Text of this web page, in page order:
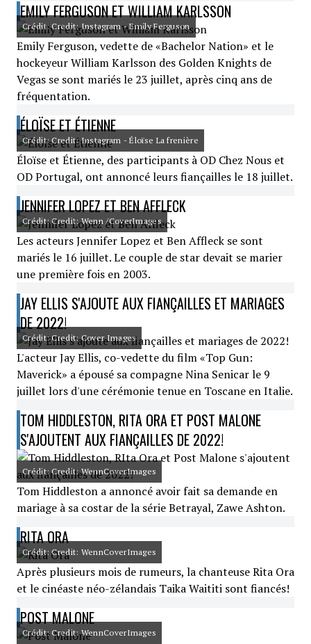
EMILY FERGUSON ET WILLIAM KARLSSON
Crédit: Credit: Instagram - Emily Ferguson
Emily Ferguson, vedette de «Bachelor Nation» et le
hockeyeur William Karlsson des Golden Knights de
Vegas se sont mariés le 23 juillet, après cinq ans de
fréquentation.
ÉLOÏSE ET ÉTIENNE
Crédit: Credit: Instagram - Éloïse La frenière
Éloïse et Étienne, des participants à OD Chez Nous et
OD Portugal, ont annoncé leurs fiançailles le 18 juillet.
JENNIFER LOPEZ ET BEN AFFLECK
Crédit: Credit: Wenn /CoverImages
Les acteurs Jennifer Lopez et Ben Affleck se sont
mariés le 16 juillet. Le couple de star devait se marier
une première fois en 2003.
JAY ELLIS S'AJOUTE AUX FIANÇAILLES ET MARIAGES
DE 2022!
Crédit: Credit: Cover Images
L'acteur Jay Ellis, co-vedette du film «Top Gun:
Maverick» a épousé sa compagne Nina Senicar le 9
juillet lors d'une cérémonie tenue en Toscane en Italie.
TOM HIDDLESTON, RITA ORA ET POST MALONE
S'AJOUTENT AUX FIANÇAILLES DE 2022!
Crédit: Credit: WennCoverImages
Tom Hiddleston a annoncé avoir fait sa demande en
mariage à sa costar de la série Betrayal, Zawe Ashton.
RITA ORA
Crédit: Credit: WennCoverImages
Après plusieurs mois de rumeurs, la chanteuse Rita Ora
et le cinéaste néo-zélandais Taika Waititi sont fiancés!
POST MALONE
Crédit: Credit: WennCoverImages